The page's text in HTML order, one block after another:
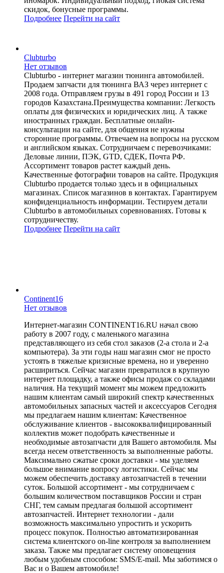
скидок, бонусные программы.
Подробнее Перейти на сайт
Clubturbo
Нет отзывов
Clubturbo - интернет магазин тюнинга автомобилей.
Продаем запчасти для тюнинга ВАЗ через интернет с
2008 года. Отправляем грузы в 491 город России и 13
городов Казахстана.Преимущества компании: Легкость
оплаты для физических и юридических лиц. А также
иностранных граждан. Бесплатные онлайн-
консультации на сайте, для общения не нужны
сторонние программы. Отвечаем на вопросы на русском
и английском языках. Сотрудничаем с перевозчиками:
Деловые линии, ПЭК, GTD, СДЕК, Почта РФ.
Ассортимент товаров растет каждый день.
Качественные фотографии товаров на сайте. Продукция
Clubturbo продается только здесь и в официальных
магазинах. Список магазинов в контактах. Гарантируем
конфиденциальность информации. Тестируем детали
Clubturbo в автомобильных соревнованиях. Готовы к
сотрудничеству.
Подробнее Перейти на сайт
Continent16
Нет отзывов
Интернет-магазин CONTINENT16.RU начал свою
работу в 2007 году, с маленького магазина
представляющего из себя стол заказов (2-а стола и 2-а
компьютера). За эти годы наш магазин смог не просто
устоять в тяжелые кризисные времена, но и уверенно
расшириться. Сейчас магазин превратился в крупную
интернет площадку, а также офисы продаж со складами
наличия. На текущий момент мы можем предложить
нашим клиентам самый широкий спектр качественных
автомобильных запасных частей и аксессуаров Сегодня
мы предлагаем нашим клиентам: Качественное
обслуживание клиентов - высококвалифицированный
коллектив может подобрать качественные и
необходимые автозапчасти для Вашего автомобиля. Мы
всегда несем ответственность за выполненные работы.
Максимально сжатые сроки доставки - мы уделяем
большое внимание вопросу логистики. Сейчас мы
можем обеспечить доставку автозапчастей в течении
суток. Большой ассортимент - мы сотрудничаем с
большим количеством поставщиков России и стран
СНГ, тем самым предлагая большой ассортимент
автозапчастей. Интернет технологии - дали
возможность максимально упростить и ускорить
процесс покупок. Полностью автоматизированная
система клиентского on-line контроля за выполнением
заказа. Также мы предлагает систему оповещения
любым удобным способом: SMS/E-mail. Мы заботимся о
Вас и о Вашем автомобиле!